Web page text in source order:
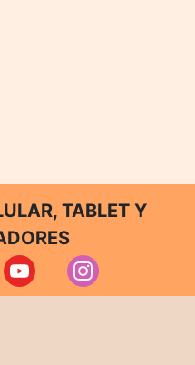
TABLET Y